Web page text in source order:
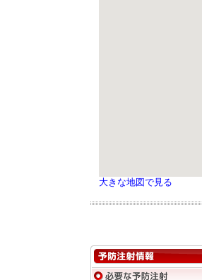
大きな地図で見る